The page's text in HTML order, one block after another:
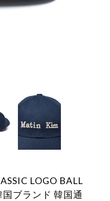
LOGO BALL
ブランド 韓国通